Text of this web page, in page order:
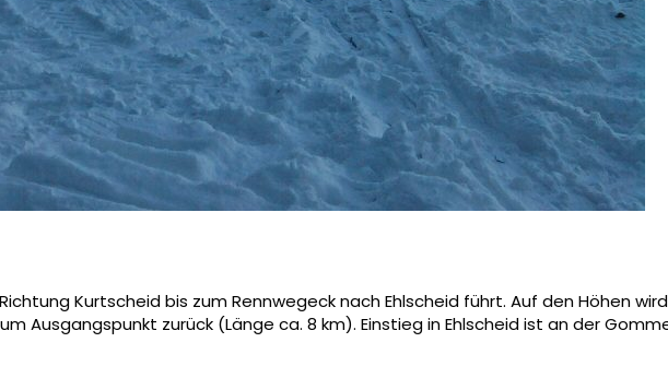
Kurtscheid bis zum Rennwegeck nach Ehlscheid führt. Auf den Höhen
Ausgangspunkt zurück (Länge ca. 8 km). Einstieg in Ehlscheid ist an der